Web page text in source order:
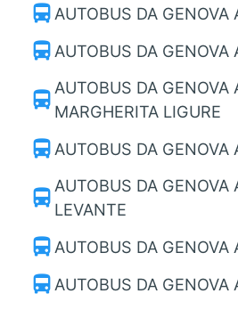
directions_bus AUTOBUS DA GENOVA
directions_bus AUTOBUS DA GENOVA
directions_bus AUTOBUS DA GENOVA
MARGHERITA LIGURE
directions_bus AUTOBUS DA GENOVA
directions_bus AUTOBUS DA GENOVA
LEVANTE
directions_bus AUTOBUS DA GENOVA
directions_bus AUTOBUS DA GENOVA